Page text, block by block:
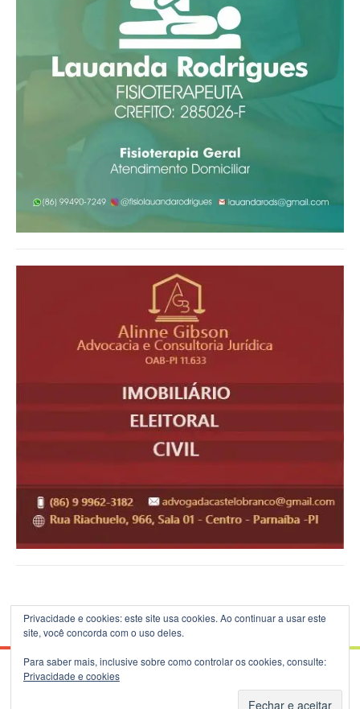
© 2026 Blog do B.Silva - Theme: Patus by
Privacidade e cookies: este site usa cookies. Ao continuar a usar este
site, você concorda com o uso deles.
Para saber mais, inclusive sobre como controlar os cookies, consulte:
Privacidade e cookies